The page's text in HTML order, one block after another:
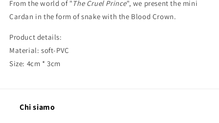
From the world of "The Cruel Prince", we present the mini
Cardan in the form of snake with the Blood Crown.
Product details:
Material: soft-PVC
Size: 4cm * 3cm
Chi siamo